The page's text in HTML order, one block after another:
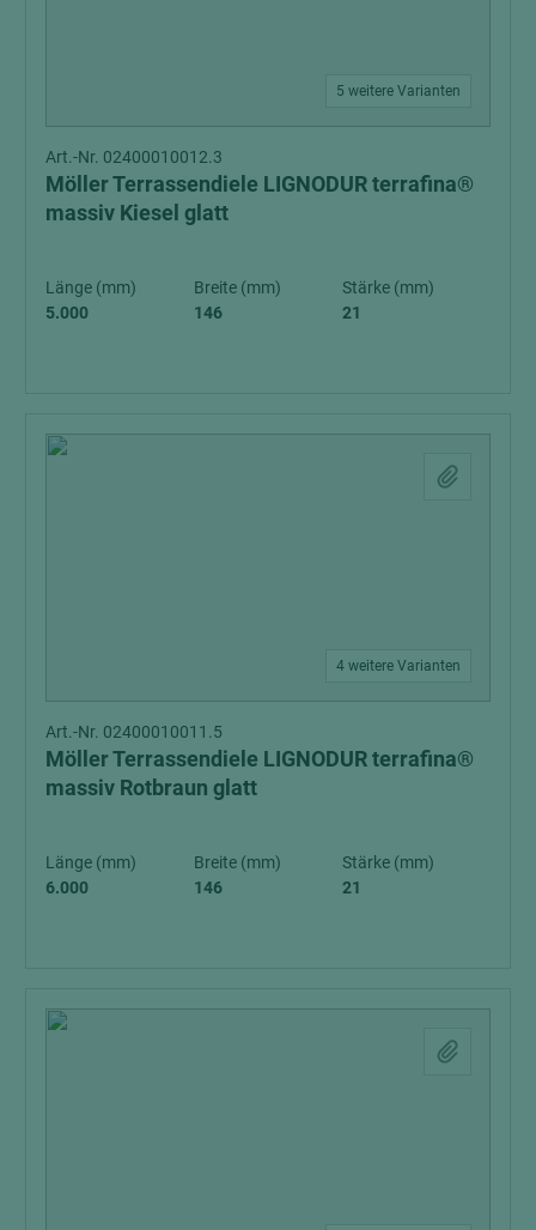
5 weitere Varianten
Art.-Nr. 02400010012.3
Möller Terrassendiele LIGNODUR terrafina®
massiv Kiesel glatt
Länge (mm)
5.000
Breite (mm)
146
Stärke (mm)
21
4 weitere Varianten
Art.-Nr. 02400010011.5
Möller Terrassendiele LIGNODUR terrafina®
massiv Rotbraun glatt
Länge (mm)
6.000
Breite (mm)
146
Stärke (mm)
21